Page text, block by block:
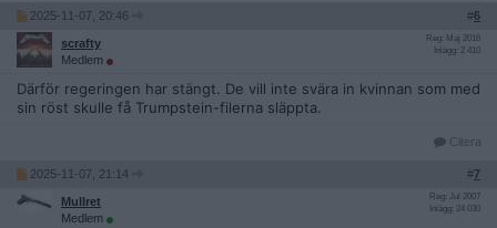
2025-11-07, 20:46 #6
scrafty
Medlem
Reg: Maj 2016
Inlägg: 2 410
Därför regeringen har stängt. De vill inte svära in kvinnan som med
sin röst skulle få Trumpstein-filerna släppta.
Citera
2025-11-07, 21:14 #7
Mullret
Medlem
Reg: Jul 2007
Inlägg: 24 030